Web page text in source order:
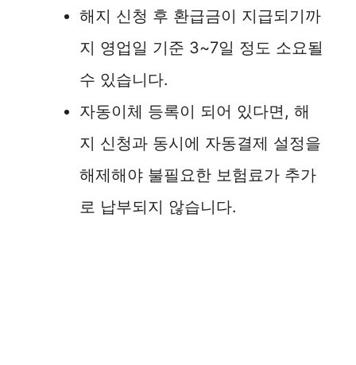
o
해지 신청 후 환급금이 지급되기까
지 영업일 기준 3~7일 정도 소요될
수 있습니다.
자동이체 등록이 되어 있다면, 해
지 신청과 동시에 자동결제 설정을
해제해야 불필요한 보험료가 추가
로 납부되지 않습니다.